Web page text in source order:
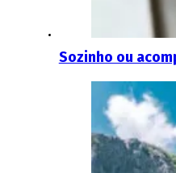
Sozinho ou